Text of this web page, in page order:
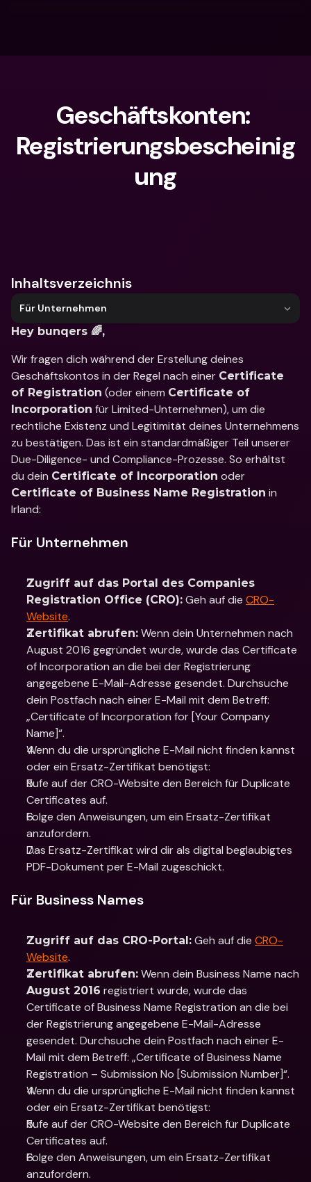
Geschäftskonten:
Registrierungsbescheinig
ung
Inhaltsverzeichnis
Für Unternehmen
Hey bunqers 🌈,
Wir fragen dich während der Erstellung deines
Geschäftskontos in der Regel nach einer Certificate
of Registration (oder einem Certificate of
Incorporation für Limited-Unternehmen), um die
rechtliche Existenz und Legitimität deines Unternehmens
zu bestätigen. Das ist ein standardmäßiger Teil unserer
Due-Diligence- und Compliance-Prozesse. So erhältst
du dein Certificate of Incorporation
Certificate of Business Name Registration in
Irland:
Für Unternehmen
Zugriff auf das Portal des Companies
Registration Office (CRO): Geh auf die CRO-
Website.
Zertifikat abrufen: Wenn dein Unternehmen nach
August 2016 gegründet wurde, wurde das Certificate
of Incorporation an die bei der Registrierung
angegebene E-Mail-Adresse gesendet. Durchsuche
dein Postfach nach einer E-Mail mit dem Betreff:
„Certificate of Incorporation for [Your Company
Name]“.
Wenn du die ursprüngliche E-Mail nicht finden kannst
oder ein Ersatz-Zertifikat benötigst:
Rufe auf der CRO-Website den Bereich für Duplicate
Certificates auf.
Folge den Anweisungen, um ein Ersatz-Zertifikat
anzufordern.
Das Ersatz-Zertifikat wird dir als digital beglaubigtes
PDF-Dokument per E-Mail zugeschickt.
Für Business Names
Zugriff auf das CRO-Portal: Geh auf die CRO-
Website.
Zertifikat abrufen:
August 2016 registriert wurde, wurde das
Certificate of Business Name Registration an die bei
der Registrierung angegebene E-Mail-Adresse
gesendet. Durchsuche dein Postfach nach einer E-
Mail mit dem Betreff: „Certificate of Business Name
Registration – Submission No [Submission Number]“.
Wenn du die ursprüngliche E-Mail nicht finden kannst
oder ein Ersatz-Zertifikat benötigst:
Rufe auf der CRO-Website den Bereich für Duplicate
Certificates auf.
Folge den Anweisungen, um ein Ersatz-Zertifikat
anzufordern.